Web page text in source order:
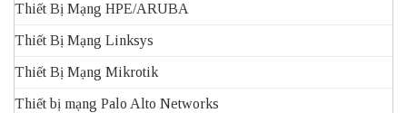
Thiết Bị Mạng HPE/ARUBA
Thiết Bị Mạng Linksys
Thiết Bị Mạng Mikrotik
Thiết bị mạng Palo Alto Networks